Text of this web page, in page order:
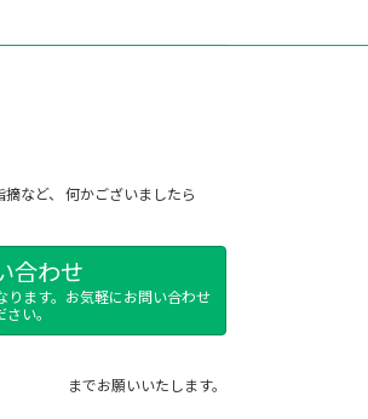
など、 何かございましたら
合わせ
ります。お気軽にお問い合わせ
さい。
までお願いいたします。